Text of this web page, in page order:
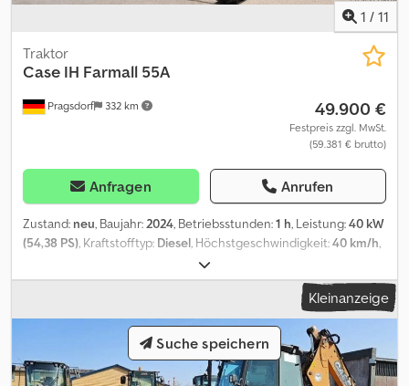
1 / 11
Pragsdorf 332 km
Traktor
Case IH Farmall 55A
49.900 €
Festpreis zzgl. MwSt.
(59.381 € brutto)
Anfragen Anrufen
Zustand: neu, Baujahr:2024, Betriebsstunden:1 h, Leistung:40 kW
(54,38 PS), Kraftstofftyp: Diesel, Höchstgeschwindigkeit:40 km/h,
14.9LR20 | 100%
420/85R30 | 100%, Reifengröße:420/85R30, Reifenzustand:100
Allradantrieb, Druckluftbremse, Frontlader,
Kabine, Bereifung (v):14.9LR20, Bereifung (h):420/85R30,
Betriebsstunden:1, Dreipunkt / Heckhubwerkanhängung,
Luftgefederter Sitz, Radio, Rundumleuchte, 540/540E (750) U/min,
Dreipunkt-Außenbedienelement_____,Lagerort:Kunde Dkjdpfjyv S
Kleinanzeige
Suche speichern